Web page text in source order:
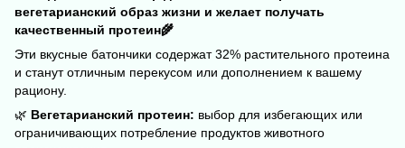
вегетарианский образ жизни и желает получать
качественный протеин🌾
Эти вкусные батончики содержат 32% растительного протеина
и станут отличным перекусом или дополнением к вашему
рациону.
🌿 Вегетарианский протеин: выбор для избегающих или
ограничивающих потребление продуктов животного